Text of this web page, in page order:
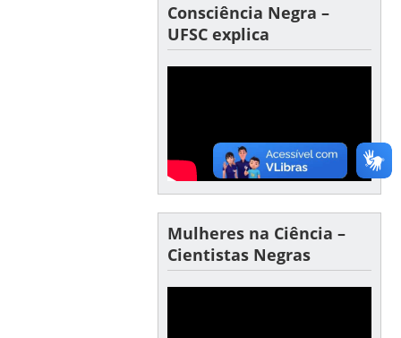
Consciência Negra –
UFSC explica
Mulheres na Ciência –
Cientistas Negras